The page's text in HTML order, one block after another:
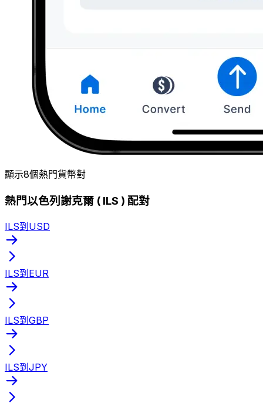
顯示8個熱門貨幣對
熱門以色列謝克爾 ( ILS ) 配對
ILS到USD
ILS到EUR
ILS到GBP
ILS到JPY